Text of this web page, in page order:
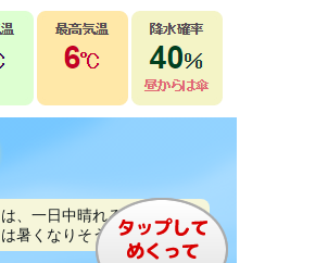
、一日中晴れるでしょう。
暑くなりそうです。